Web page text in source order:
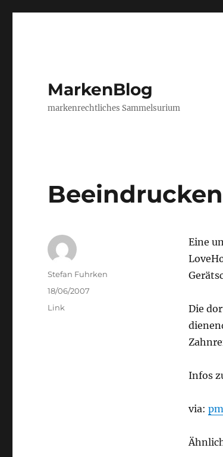
MarkenBlog
markenrechtliches Sammelsurium
Eine
Die
Infos
via:
Author
Stefan Fuhrken
Posted
on
18/06/2007
Categories
Link